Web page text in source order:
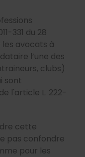
331 du 28
les avocats à
l’une des
clubs)
sont
l'article L. 222-
cette
pas confondre
pour les